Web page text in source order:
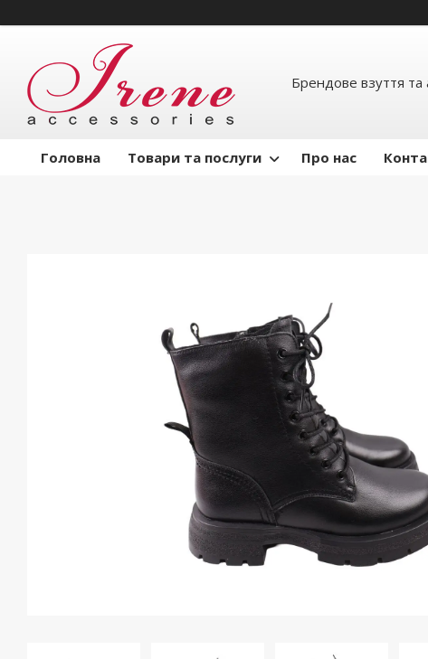
Брендове взуття та
Головна Товари та послуги Про нас